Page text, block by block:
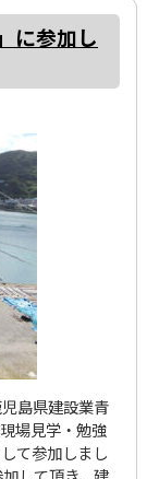
に参加し
島県建設業青
場見学・勉強
て参加しまし